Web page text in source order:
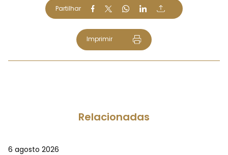
Partilhar
Imprimir
Relacionadas
6 agosto 2026